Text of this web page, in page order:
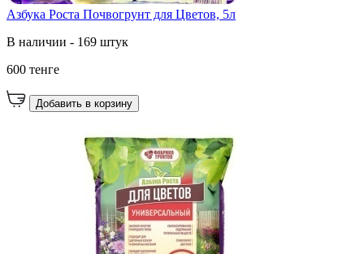
Азбука Роста Почвогрунт для Цветов, 5л
В наличии - 169 штук
600 тенге
Добавить в корзину